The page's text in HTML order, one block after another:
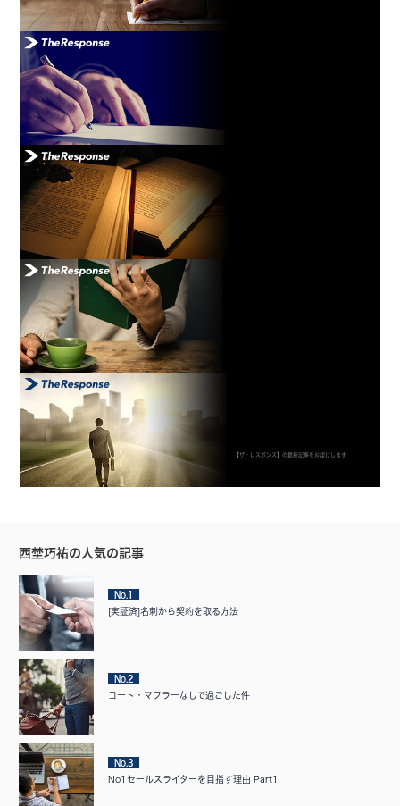
【ザ・レスポンス】の最新記事をお届けします
西埜巧祐の人気の記事
No.1
[実証済]名刺から契約を取る方法
No.2
コート・マフラーなしで過ごした件
No.3
No1セールスライターを目指す理由 Part1